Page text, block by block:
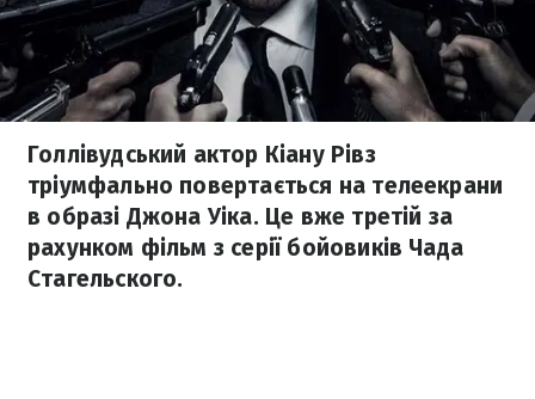
Голлівудський актор Кіану Рівз
тріумфально повертається на телеекрани
в образі Джона Уіка. Це вже третій за
рахунком фільм з серії бойовиків Чада
Стагельского.